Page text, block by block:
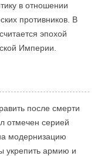
в отношении
противников. В
эпохой
Империи.
после смерти
отмечен серией
модернизацию
укрепить армию и